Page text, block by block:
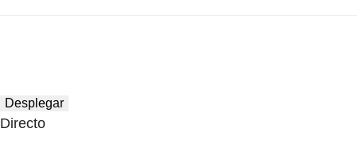
Desplegar
Directo